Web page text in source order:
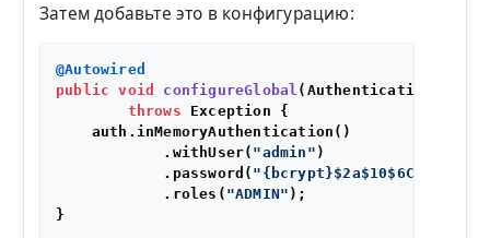
Затем добавьте это в конфигурацию:
@Autowired
public
void configureGlobal
throws Exception {
    auth.inMemoryAuthentication()
            .withUser(
"admin" )
            .password(
            .roles(
"ADMIN" );